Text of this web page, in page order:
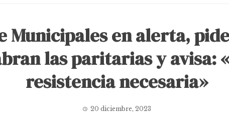
Municipales en alerta,
las paritarias y avisa:
resistencia necesaria»
20 diciembre, 2023